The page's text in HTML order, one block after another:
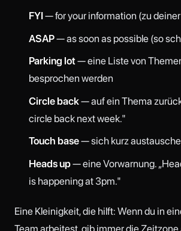
FYI— for your information (zu
ASAP— as soon as possible (so
Parking lot— eine Liste von
besprochen werden
Circle back— auf ein Thema
circle back next week."
Touch base— sich kurz
Heads up— eine Vorwarnung.
is happening at 3pm."
Eine Kleinigkeit, die hilft: Wenn du in
Team arbeitest, gib immer die Zeitzone